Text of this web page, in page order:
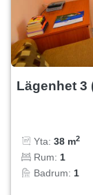
Lägenhet 3
Yta: 38 m2
Rum: 1
Badrum: 1